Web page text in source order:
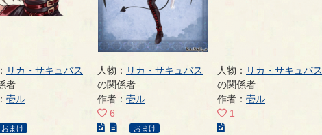
リカ・サキュバス
者
壱ル
おまけ
人物： リカ・サキュバス
の関係者
作者： 壱ル
6
こ おまけ
人物： リカ・サキュバス
の関係者
作者： 壱ル
1